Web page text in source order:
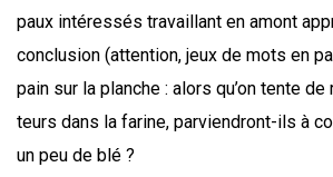
paux inté­res­sés tra­vaillant en amont
conclu­sion (atten­tion, jeux de mots en
pain sur la planche : alors qu’on tente
teurs dans la farine, par­vien­dront-ils à
un peu de blé ?